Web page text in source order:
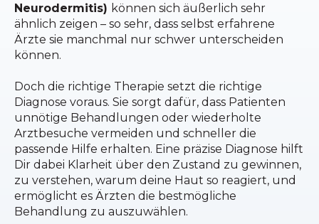
Neurodermitis) können sich äußerlich sehr
ähnlich zeigen – so sehr, dass selbst erfahrene
Ärzte sie manchmal nur schwer unterscheiden
können.
Doch die richtige Therapie setzt die richtige
Diagnose voraus. Sie sorgt dafür, dass Patienten
unnötige Behandlungen oder wiederholte
Arztbesuche vermeiden und schneller die
passende Hilfe erhalten. Eine präzise Diagnose hilft
Dir dabei Klarheit über den Zustand zu gewinnen,
zu verstehen, warum deine Haut so reagiert, und
ermöglicht es Ärzten die bestmögliche
Behandlung zu auszuwählen.